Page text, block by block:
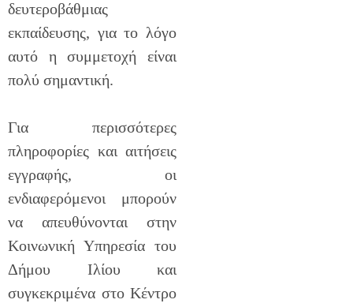
δευτεροβάθμιας
εκπαίδευσης, για το λόγο
αυτό η συμμετοχή είναι
πολύ σημαντική.
Για περισσότερες
πληροφορίες και αιτήσεις
εγγραφής, οι
ενδιαφερόμενοι μπορούν
να απευθύνονται στην
Κοινωνική Υπηρεσία του
Δήμου Ιλίου και
συγκεκριμένα στο Κέντρο